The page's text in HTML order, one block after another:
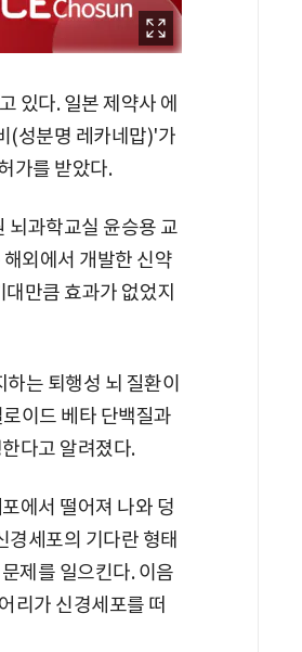
있다. 일본 제약사 에
(성분명 레카네맙)'가
가를 받았다.
뇌과학교실 윤승용 교
외에서 개발한 신약
만큼 효과가 없었지
는 퇴행성 뇌 질환이
이드 베타 단백질과
다고 알려졌다.
에서 떨어져 나와 덩
세포의 기다란 형태
제를 일으킨다. 이음
리가 신경세포를 떠